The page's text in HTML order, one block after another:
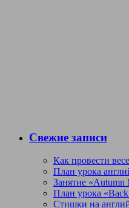
Свежие записи
Как провести
План урока
Занятие
План урока
Стишки на